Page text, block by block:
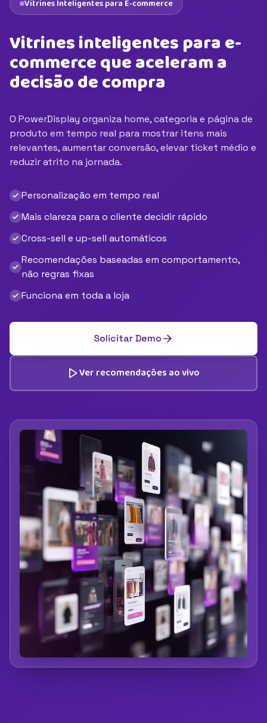
Vitrines Inteligentes para E-commerce
Vitrines inteligentes para e-
commerce que aceleram a
decisão de compra
O PowerDisplay organiza home, categoria e página de
produto em tempo real para mostrar itens mais
relevantes, aumentar conversão, elevar ticket médio e
reduzir atrito na jornada.
Personalização em tempo real
Mais clareza para o cliente decidir rápido
Cross-sell e up-sell automáticos
Recomendações baseadas em comportamento,
não regras fixas
Funciona em toda a loja
Solicitar Demo
Ver recomendações ao vivo